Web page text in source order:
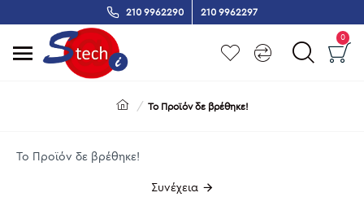
210 9962290 210 9962297
0
Το Προϊόν δε βρέθηκε!
Το Προϊόν δε βρέθηκε!
Συνέχεια